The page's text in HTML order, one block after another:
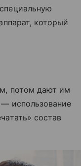
который
потом дают им
— использование
состав